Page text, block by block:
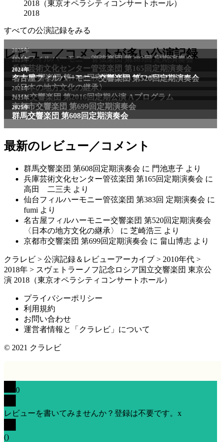
2018（東京オペラシティコンサートホール）
2018
すべての公演記録をみる
レビュー／コメントが多い公演記録
2025年
仙台フィルハーモニー管弦楽団 第383回 定期演奏会
2025年
兵庫芸術文化センター管弦楽団 第165回定期演奏会
2011年
NHK交響楽団 第1706回定期公演Aプログラム
2024年
名古屋フィルハーモニー交響楽団 第520回定期演奏会
〈日本の地方文化の継承〉
2024年
NHK交響楽団 第2016回定期公演 Aプログラム
2025年
京都市交響楽団 第699回定期演奏会
2025年
群馬交響楽団 第608回定期演奏会
最新のレビュー／コメント
群馬交響楽団 第608回定期演奏会 に 門池恵子 より
兵庫芸術文化センター管弦楽団 第165回定期演奏会 に
高田 二三夫 より
仙台フィルハーモニー管弦楽団 第383回 定期演奏会 に
fumi より
名古屋フィルハーモニー交響楽団 第520回定期演奏会
〈日本の地方文化の継承〉
に 芝崎浩三 より
京都市交響楽団 第699回定期演奏会 に 畠山博志 より
クラレビ > 公演記録＆レビューアーカイブ > 2010年代 >
2018年 > スヴェトラーノフ記念ロシア国立交響楽団 東京公
演 2018（東京オペラシティコンサートホール）
プライバシーポリシー
利用規約
お問い合わせ
運営者情報と「クラレビ」について
© 2021 クラレビ
0
レビューを書いてみませんか？登録は不要です。 x
()